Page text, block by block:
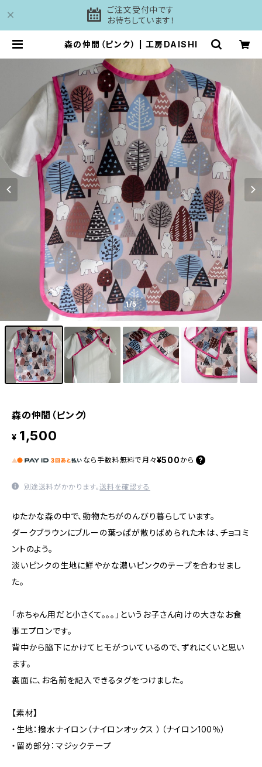
ご注文受付中です
お待ちしています！
森の仲間（ピンク） | 工房DAISHI
1/5
森の仲間（ピンク）
¥ 1,500
なら 手数料無料で 月々¥500 から
別途送料がかかります。送料を確認する
ゆたかな森の中で、動物たちがのんびり暮らしています。
ダークブラウンにブルーの葉っぱが散りばめられた木は、チョコミ
ントのよう。
淡いピンクの生地に鮮やかな濃いピンクのテープを合わせまし
た。
「赤ちゃん用だと小さくて。。。」というお子さん向けの大きなお食
事エプロンです。
背中から脇下にかけてヒモがついているので、ずれにくいと思い
ます。
裏面に、お名前を記入できるタグをつけました。
【素材】
・生地：撥水ナイロン（ナイロンオックス ）（ナイロン100％）
・留め部分：マジックテープ